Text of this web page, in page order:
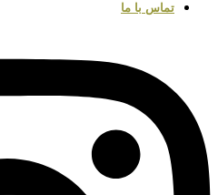
تماس با ما